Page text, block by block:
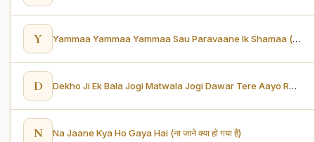
Y Yammaa Yammaa Yammaa Sau Paravaane Ik Shamaa (यम्मा यम्मा यम्मा सौ परवाने एक शम्मा)
D Dekho Ji Ek Bala Jogi Matwala Jogi Dawar Tere Aayo Re (देखो जी एक बाला जोगी मतवाला जोगी दवार तेरे)
N Na Jaane Kya Ho Gaya Hai (ना जाने क्या हो गया है)